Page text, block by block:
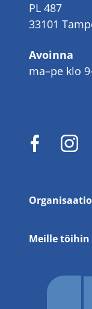
PL 487
33101
Avoinna
ma–pe klo
Or­ga­ni­saa­tio
Meil­le töi­hin